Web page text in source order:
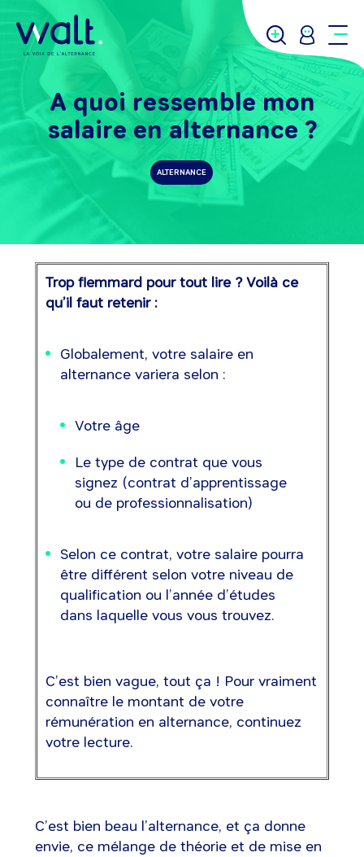
A quoi ressemble mon
salaire en alternance ?
ALTERNANCE
Trop flemmard pour tout lire ? Voilà ce
qu’il faut retenir :
Globalement, votre salaire en
alternance variera selon :
Votre âge
Le type de contrat que vous
signez (contrat d’apprentissage
ou de professionnalisation)
Selon ce contrat, votre salaire pourra
être différent selon votre niveau de
qualification ou l’année d’études
dans laquelle vous vous trouvez.
C’est bien vague, tout ça ! Pour vraiment
connaître le montant de votre
rémunération en alternance, continuez
votre lecture.
C’est bien beau l’alternance, et ça donne
envie, ce mélange de théorie et de mise en